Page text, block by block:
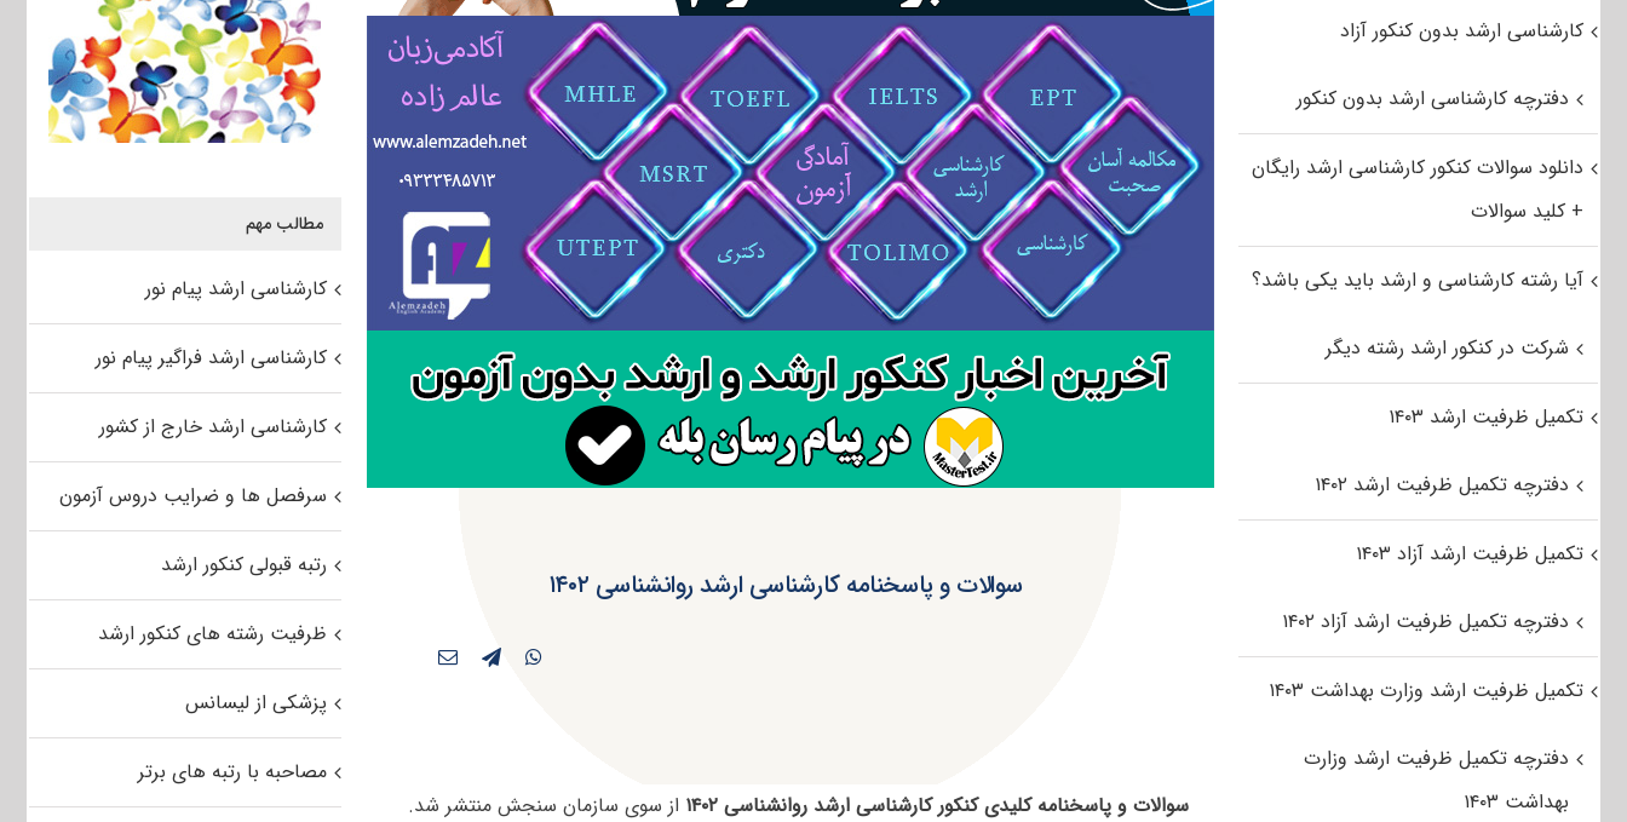
سوالات و پاسخنامه کارشناسی ارشد روانشناسی ۱۴۰۲
سوالات و پاسخنامه کلیدی کنکور کارشناسی ارشد روانشناسی ۱۴۰۲ از سوی سازمان سنجش منتشر شد.
مطالب مهم
کارشناسی ارشد پیام نور
کارشناسی ارشد فراگیر پیام نور
کارشناسی ارشد خارج از کشور
سرفصل ها و ضرایب دروس آزمون
رتبه قبولی کنکور ارشد
ظرفیت رشته های کنکور ارشد
پزشکی از لیسانس
مصاحبه با رتبه های برتر
کارشناسی ارشد بدون کنکور آزاد
دفترچه کارشناسی ارشد بدون کنکور
دانلود سوالات کنکور کارشناسی ارشد رایگان
+ کلید سوالات
آیا رشته کارشناسی و ارشد باید یکی باشد؟
شرکت در کنکور ارشد رشته دیگر
تکمیل ظرفیت ارشد ۱۴۰۳
دفترچه تکمیل ظرفیت ارشد ۱۴۰۲
تکمیل ظرفیت ارشد آزاد ۱۴۰۳
دفترچه تکمیل ظرفیت ارشد آزاد ۱۴۰۲
تکمیل ظرفیت ارشد وزارت بهداشت ۱۴۰۳
دفترچه تکمیل ظرفیت ارشد وزارت
بهداشت ۱۴۰۳